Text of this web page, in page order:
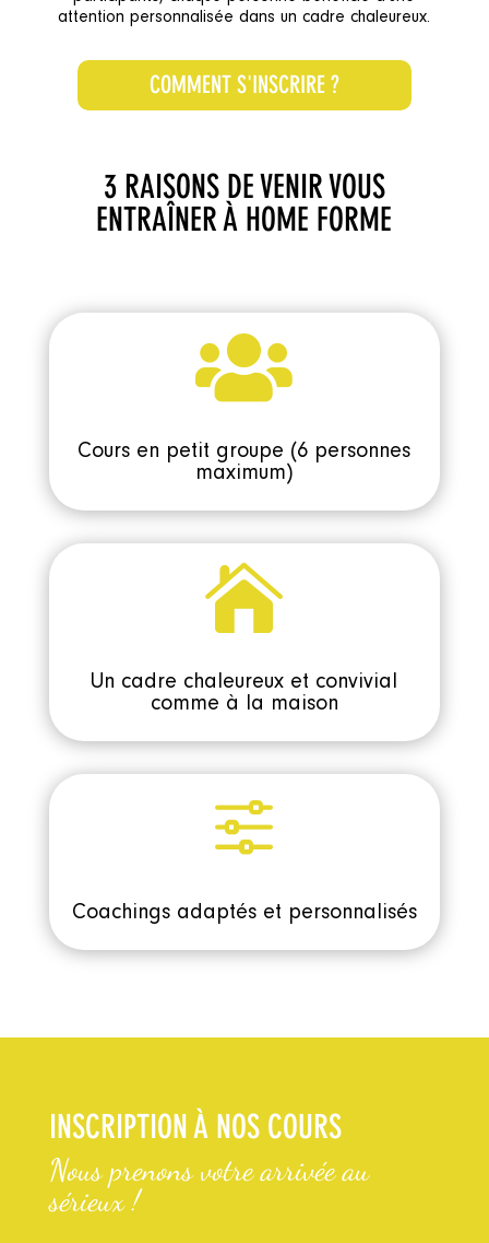
attention personnalisée dans un cadre chaleureux.
COMMENT S'INSCRIRE ?
3 RAISONS DE VENIR VOUS
ENTRAÎNER À HOME FORME

Cours en petit groupe (6 personnes
maximum)

Un cadre chaleureux et convivial
comme à la maison
f
Coachings adaptés et personnalisés
INSCRIPTION À NOS COURS
Nous prenons votre arrivée au
sérieux !